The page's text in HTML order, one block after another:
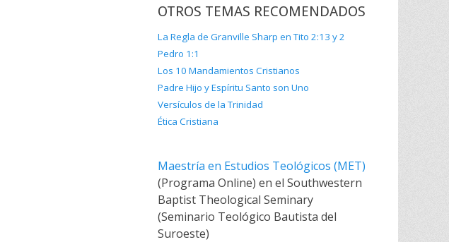
OTROS TEMAS RECOMENDADOS
La Regla de Granville Sharp en Tito 2:13 y 2
Pedro 1:1
Los 10 Mandamientos Cristianos
Padre Hijo y Espíritu Santo son Uno
Versículos de la Trinidad
Ética Cristiana
Maestría en Estudios Teológicos (MET)
(Programa Online) en el Southwestern
Baptist Theological Seminary
(Seminario Teológico Bautista del
Suroeste)